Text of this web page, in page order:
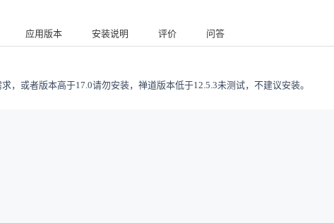
应用版本 安装说明 评价 问答
，或者版本高于17.0请勿安装，禅道版本低于12.5.3未测试，不建议安装。